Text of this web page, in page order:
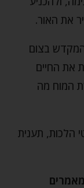
את האור.
המקדש בצום
את החיים
המוח מה
הלכות, תענית